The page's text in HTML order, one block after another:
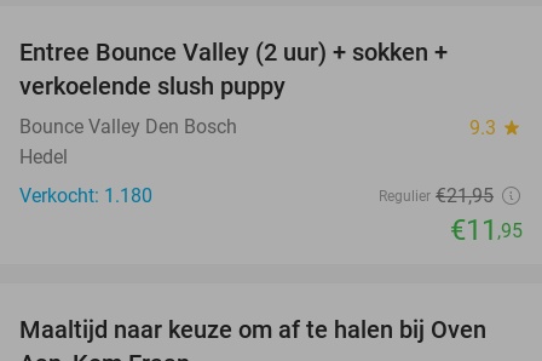
Entree Bounce Valley (2 uur) + sokken +
verkoelende slush puppy
Bounce Valley Den Bosch 9.3 star
Hedel
Verkocht: 1.180
Regulier €21,95
€11 ,95
48%
Maaltijd naar keuze om af te halen bij Oven